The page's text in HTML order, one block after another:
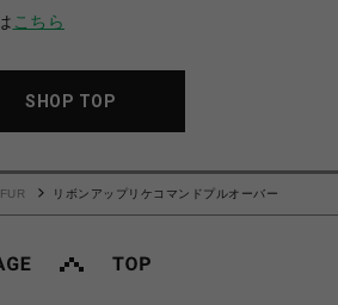
こちら
SHOP TOP
リボンアップリケコマンドプルオーバー